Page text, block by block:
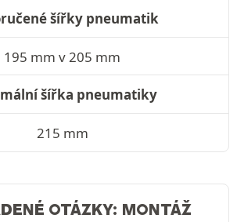
šířky pneumatik
195 mm v 205 mm
šířka pneumatiky
215 mm
OTÁZKY: MONTÁŽ